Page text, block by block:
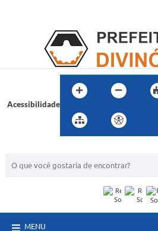
Acessibilidade
MENU